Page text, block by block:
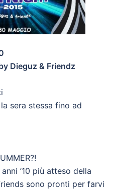
Dieguz & Friendz
sera stessa fino ad
’10 più atteso della
sono pronti per farvi